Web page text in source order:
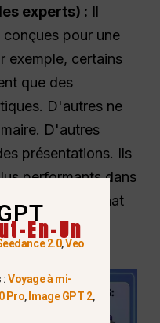
experts) : Il
pour une
exemple, certains
que des
D'autres ne
D'autres
présentations. Ils
performants dans
que les IA de chat
En-Un
2.0,Veo
:Voyage à mi-
Pro, Image GPT 2,